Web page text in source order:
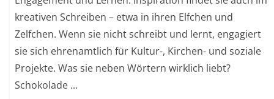
kreativen Schreiben – etwa in ihren Elfchen und
Zelfchen. Wenn sie nicht schreibt und lernt, engagiert
sie sich ehrenamtlich für Kultur-, Kirchen- und soziale
Projekte. Was sie neben Wörtern wirklich liebt?
Schokolade ...